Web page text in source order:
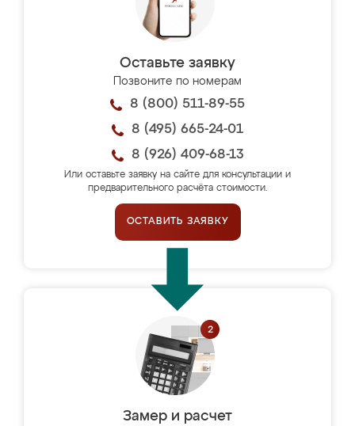
Оставьте заявку
Позвоните по номерам
8 (800) 511-89-55
8 (495) 665-24-01
8 (926) 409-68-13
Или оставьте заявку на сайте для консультации и
предварительного расчёта стоимости.
ОСТАВИТЬ ЗАЯВКУ
Замер и расчет